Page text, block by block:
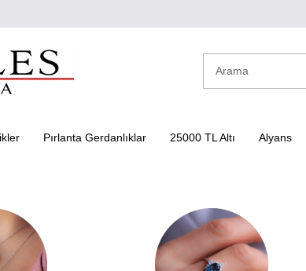
Pırlanta Gerdanlıklar 25000 TL Altı Alyans